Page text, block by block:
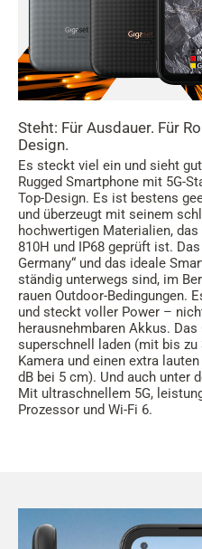
Steht: Für Ausdauer. Für
Design.
Es steckt viel ein und sieht
Rugged Smartphone mit 5G-
Top-Design. Es ist bestens
und überzeugt mit seinem
hochwertigen Materialien,
810H und IP68 geprüft ist.
Germany“ und das ideale
ständig unterwegs sind, im
rauen Outdoor-Bedingungen.
und steckt voller Power –
herausnehmbaren Akkus.
superschnell laden (mit bis
Kamera und einen extra
dB bei 5 cm). Und auch unter
Mit ultraschnellem 5G,
Prozessor und Wi-Fi 6.